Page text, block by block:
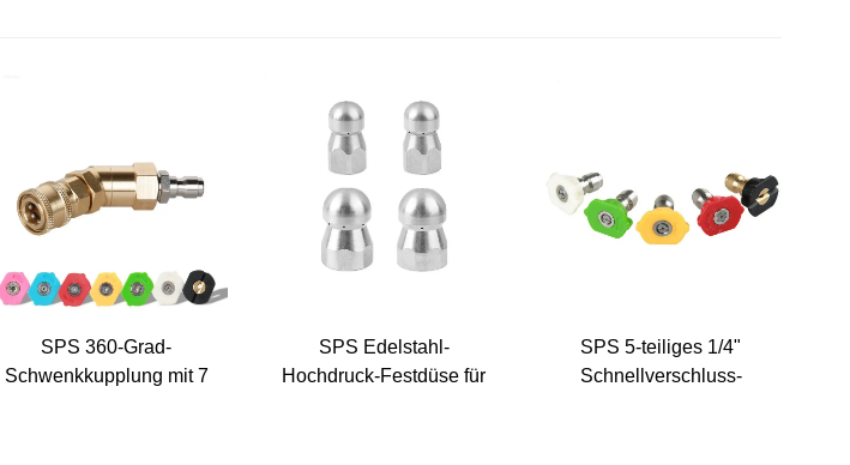
SPS 360-Grad-
Schwenkkupplung mit 7
SPS Edelstahl-
Hochdruck-Festdüse für
SPS 5-teiliges 1/4"
Schnellverschluss-